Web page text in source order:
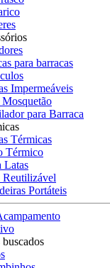
para barracas
Impermeáveis
para Barraca
Térmicas
Térmico
Latas
Reutilizável
Portáteis